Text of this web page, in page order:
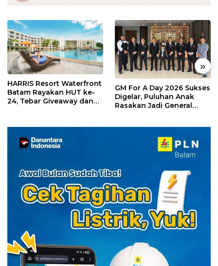
« »
HARRIS Resort Waterfront
Batam Rayakan HUT ke-
24, Tebar Giveaway dan
GM For A Day 2026 Sukses
Digelar, Puluhan Anak
Rasakan Jadi General